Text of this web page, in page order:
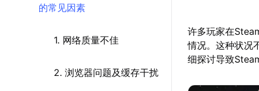
的常见因素
1. 网络质量不佳
2. 浏览器问题及缓存干扰
许多玩家在
情况。这种状况
细探讨导致